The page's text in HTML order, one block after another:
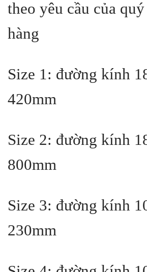
theo yêu cầu của
hàng
Size 1: đường kính
420mm
Size 2: đường kính
800mm
Size 3: đường kính
230mm